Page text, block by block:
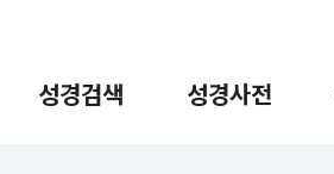
성경검색 성경사전